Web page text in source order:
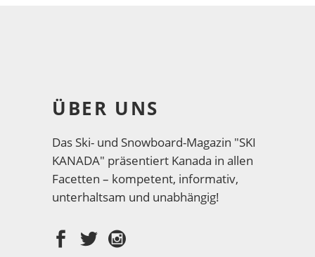
ÜBER UNS
Das Ski- und Snowboard-Magazin "SKI
KANADA" präsentiert Kanada in allen
Facetten – kompetent, informativ,
unterhaltsam und unabhängig!